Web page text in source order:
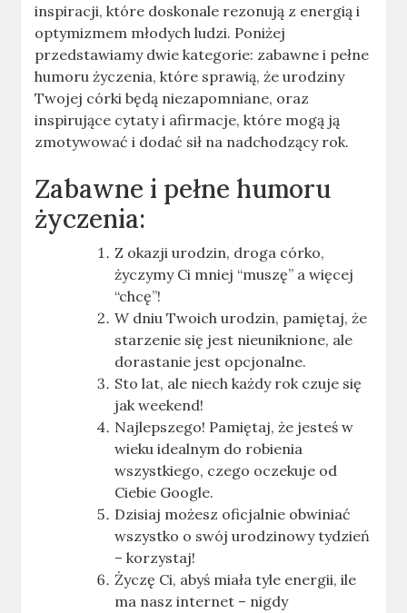
inspiracji, które doskonale rezonują z energią i
optymizmem młodych ludzi. Poniżej
przedstawiamy dwie kategorie: zabawne i pełne
humoru życzenia, które sprawią, że urodziny
Twojej córki będą niezapomniane, oraz
inspirujące cytaty i afirmacje, które mogą ją
zmotywować i dodać sił na nadchodzący rok.
Zabawne i pełne humoru
życzenia:
Z okazji urodzin, droga córko,
życzymy Ci mniej “muszę” a więcej
“chcę”!
W dniu Twoich urodzin, pamiętaj, że
starzenie się jest nieuniknione, ale
dorastanie jest opcjonalne.
Sto lat, ale niech każdy rok czuje się
jak weekend!
Najlepszego! Pamiętaj, że jesteś w
wieku idealnym do robienia
wszystkiego, czego oczekuje od
Ciebie Google.
Dzisiaj możesz oficjalnie obwiniać
wszystko o swój urodzinowy tydzień
– korzystaj!
Życzę Ci, abyś miała tyle energii, ile
ma nasz internet – nigdy